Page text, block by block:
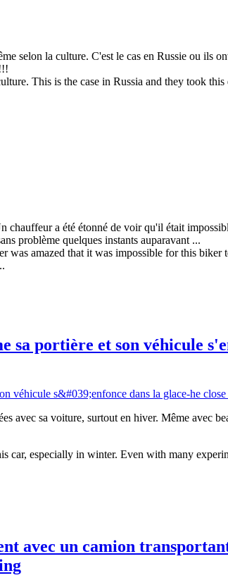
selon la culture. C'est le cas en Russie ou ils
This is the case in Russia and they took
chauffeur a été étonné de voir qu'il était
problème quelques instants auparavant ...
was amazed that it was impossible for this
sa portière et son véhicule
avec sa voiture, surtout en hiver. Même avec
car, especially in winter. Even with many
avec un camion